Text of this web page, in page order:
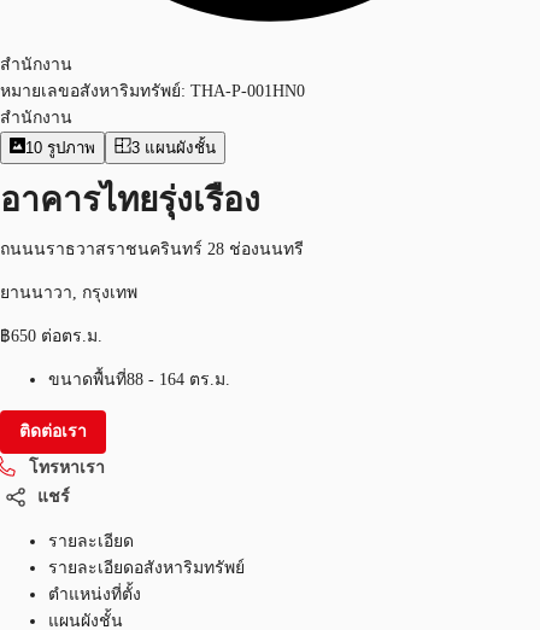
สำนักงาน
หมายเลขอสังหาริมทรัพย์: THA-P-001HN0
สำนักงาน
10 รูปภาพ 3 แผนผังชั้น
อาคารไทยรุ่งเรือง
ถนนนราธวาสราชนครินทร์ 28 ช่องนนทรี
ยานนาวา, กรุงเทพ
฿650 ต่อตร.ม.
ขนาดพื้นที่88 - 164 ตร.ม.
ติดต่อเรา
โทรหาเรา
แชร์
รายละเอียด
รายละเอียดอสังหาริมทรัพย์
ตำแหน่งที่ตั้ง
แผนผังชั้น